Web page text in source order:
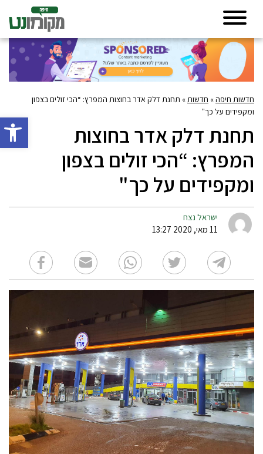
פתח
חדשות חיפה» חדשות» תחנת דלק אדר בחוצות המפרץ: “הכי זולים בצפון
ומקפידים על כך"
תחנת דלק אדר בחוצות
המפרץ: “הכי זולים בצפון
ומקפידים על כך"
ישראל נצח
11 מאי, 2020 13:27